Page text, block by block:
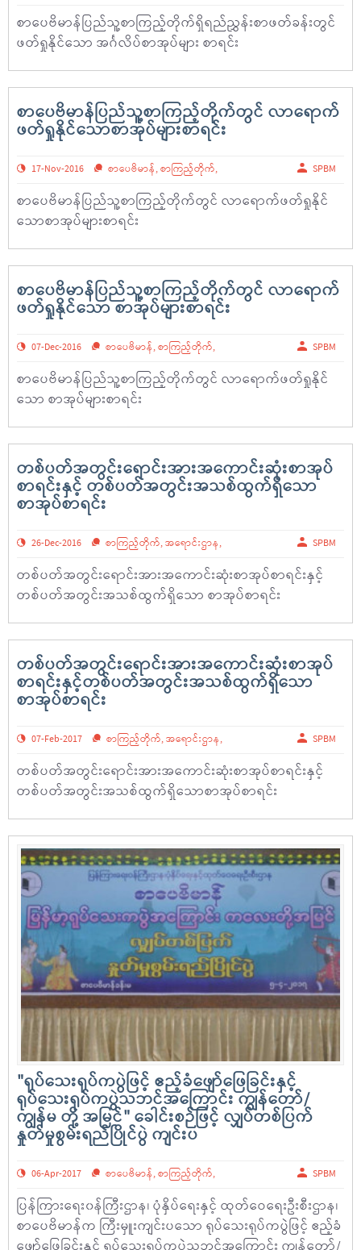
စာပေဗိမာန်ပြည်သူ့စာကြည့်တိုက်ရှိရည်ညွှန်းစာဖတ်ခန်းတွင်
ဖတ်ရှုနိုင်သော အင်္ဂလိပ်စာအုပ်များ စာရင်း
စာပေဗိမာန်ပြည်သူ့စာကြည့်တိုက်တွင် လာရောက်
ဖတ်ရှုနိုင်သောစာအုပ်များစာရင်း
17-Nov-2016 စာပေဗိမာန်,စာကြည့်တိုက်, SPBM
စာပေဗိမာန်ပြည်သူ့စာကြည့်တိုက်တွင် လာရောက်ဖတ်ရှုနိုင်
သောစာအုပ်များစာရင်း
စာပေဗိမာန်ပြည်သူ့စာကြည့်တိုက်တွင် လာရောက်
ဖတ်ရှုနိုင်သော စာအုပ်များစာရင်း
07-Dec-2016 စာပေဗိမာန်,စာကြည့်တိုက်, SPBM
စာပေဗိမာန်ပြည်သူ့စာကြည့်တိုက်တွင် လာရောက်ဖတ်ရှုနိုင်
သော စာအုပ်များစာရင်း
တစ်ပတ်အတွင်းရောင်းအားအကောင်းဆုံးစာအုပ်
စာရင်းနှင့် တစ်ပတ်အတွင်းအသစ်ထွက်ရှိသော
စာအုပ်စာရင်း
26-Dec-2016 စာကြည့်တိုက်,အရောင်းဌာန, SPBM
တစ်ပတ်အတွင်းရောင်းအားအကောင်းဆုံးစာအုပ်စာရင်းနှင့်
တစ်ပတ်အတွင်းအသစ်ထွက်ရှိသော စာအုပ်စာရင်း
တစ်ပတ်အတွင်းရောင်းအားအကောင်းဆုံးစာအုပ်
စာရင်းနှင့်တစ်ပတ်အတွင်းအသစ်ထွက်ရှိသော
စာအုပ်စာရင်း
07-Feb-2017 စာကြည့်တိုက်,အရောင်းဌာန, SPBM
တစ်ပတ်အတွင်းရောင်းအားအကောင်းဆုံးစာအုပ်စာရင်းနှင့်
တစ်ပတ်အတွင်းအသစ်ထွက်ရှိသောစာအုပ်စာရင်း
"ရုပ်သေးရုပ်ကပွဲဖြင့် ဧည့်ခံဖျော်ဖြေခြင်းနှင့်
ရုပ်သေးရုပ်ကပွဲသဘင်အကြောင်း ကျွန်တော်/
ကျွန်မ တို့ အမြင်" ခေါင်းစဉ်ဖြင့် လျှပ်တစ်ပြက်
နှုတ်မှုစွမ်းရည်ပြိုင်ပွဲ ကျင်းပ
06-Apr-2017 စာပေဗိမာန်,စာကြည့်တိုက်, SPBM
ပြန်ကြားရေး၀န်ကြီးဌာန၊ ပုံနှိပ်ရေးနှင့် ထုတ်ဝေရေးဦးစီးဌာန၊
စာပေဗိမာန်က ကြီးမှူးကျင်းပသော ရုပ်သေးရုပ်ကပွဲဖြင့် ဧည့်ခံ